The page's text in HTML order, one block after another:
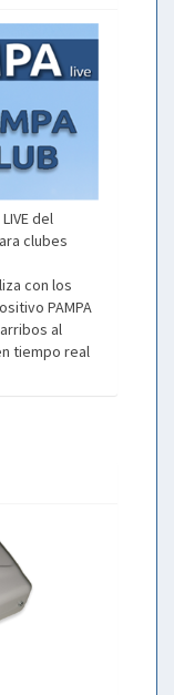
del
clubes
con los
PAMPA
al
tiempo real